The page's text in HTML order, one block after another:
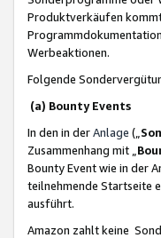
Produktverkäufen
Werbeaktionen.
Folgende
(a) Bounty Events
In den in derAnlage („
Zusammenhang mit „
Bounty Event wie in der
teilnehmende Startseite
ausführt.
Amazon zahlt keine